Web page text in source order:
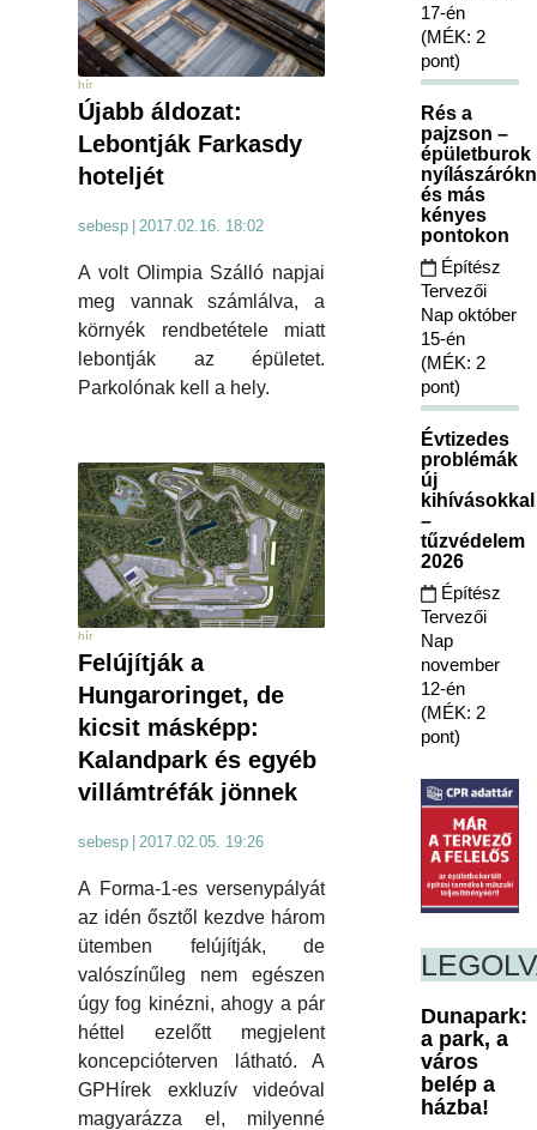
hír
Újabb áldozat:
Lebontják Farkasdy
hoteljét
sebesp 2017.02.16. 18:02
A volt Olimpia Szálló napjai
meg vannak számlálva, a
környék rendbetétele miatt
lebontják az épületet.
Parkolónak kell a hely.
hír
Felújítják a
Hungaroringet, de
kicsit másképp:
Kalandpark és egyéb
villámtréfák jönnek
sebesp | 2017.02.05. 19:26
A Forma-1-es versenypályát
az idén ősztől kezdve három
ütemben felújítják, de
valószínűleg nem egészen
úgy fog kinézni, ahogy a pár
héttel ezelőtt megjelent
koncepcióterven látható. A
GPHírek exkluzív videóval
magyarázza el, milyenné
17-én
(MÉK: 2
pont)
Rés a
pajzson –
épületburok
és más
kényes
pontokon
Építész
Tervezői
Nap október
15-én
(MÉK: 2
pont)
Évtizedes
problémák
új
kihívásokkal
–
tűzvédelem
2026
Építész
Tervezői
Nap
november
12-én
(MÉK: 2
pont)
Dunapark:
a park, a
város
belép a
házba!